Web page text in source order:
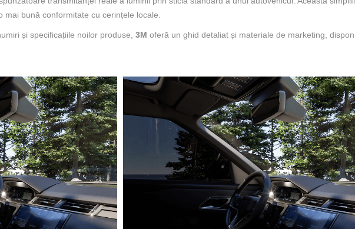
bună conformitate cu cerințele locale.
și specificațiile noilor produse, 3M oferă un ghid detaliat și materiale de marketing,